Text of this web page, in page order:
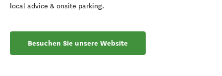
local advice & onsite parking.
Besuchen Sie unsere Website